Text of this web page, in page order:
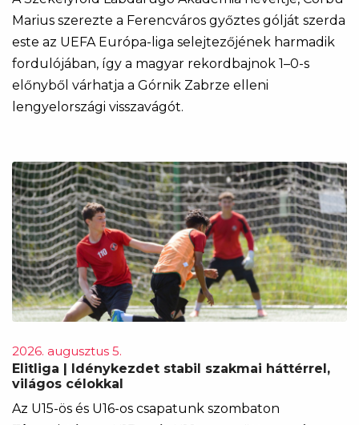
Marius szerezte a Ferencváros győztes gólját szerda
este az UEFA Európa-liga selejtezőjének harmadik
fordulójában, így a magyar rekordbajnok 1–0-s
előnyből várhatja a Górnik Zabrze elleni
lengyelországi visszavágót.
2026. augusztus 5.
Elitliga | Idénykezdet stabil szakmai háttérrel,
világos célokkal
Az U15-ös és U16-os csapatunk szombaton